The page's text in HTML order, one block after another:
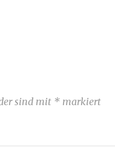
sind mit * markiert